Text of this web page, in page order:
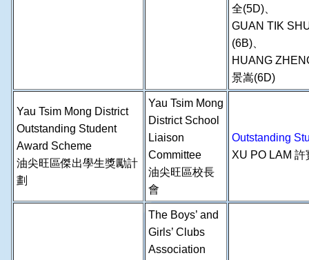
全(5D)、
GUAN TIK
(6B)、
HUANG
景嵩(6D)
Yau Tsim Mong District
Outstanding Student
Award Scheme
油尖旺區傑出學生獎勵計
劃
Yau Tsim Mong
District School
Liaison
Committee
油尖旺區校長
會
Outstanding
XU PO LAM 許
The Boys’ and
Girls’ Clubs
Association